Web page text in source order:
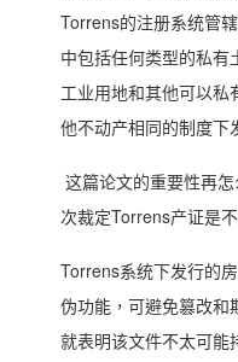
Torrens的注册系统管
中包括任何类型的私
工业用地和其他可以
他不动产相同的制度下
这篇论文的重要性再
次裁定Torrens产证是
Torrens系统下发行的
伪功能，可避免篡改和
就表明该文件不太可能